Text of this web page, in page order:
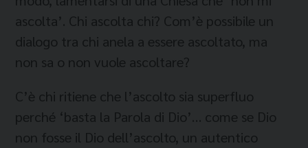
ascolta’. Chi ascolta chi? Com’è possibile un
dialogo tra chi anela a essere ascoltato, ma
non sa o non vuole ascoltare?
C’è chi ritiene che l’ascolto sia superfluo
perché ‘basta la Parola di Dio’… come se Dio
non fosse il Dio dell’ascolto, un autentico